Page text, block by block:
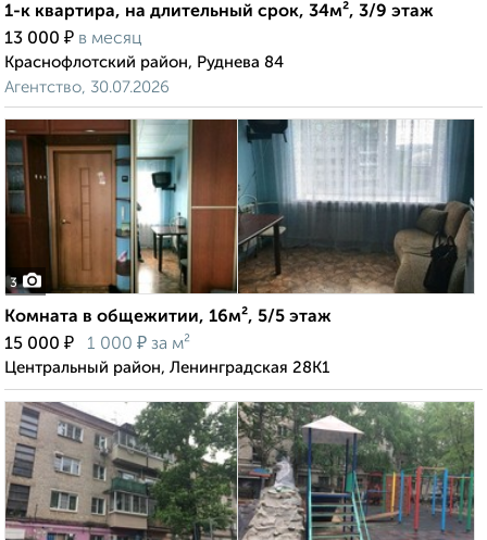
1-к квартира, на длительный срок, 34м², 3/9 этаж
13 000 ₽ в месяц
Краснофлотский район, Руднева 84
Агентство, 30.07.2026
3
Комната в общежитии, 16м², 5/5 этаж
15 000 ₽ 1 000 ₽ за м²
Центральный район, Ленинградская 28К1